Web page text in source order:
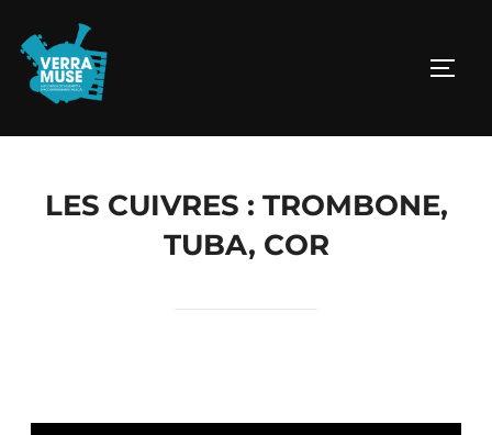
LES CUIVRES : TROMBONE,
TUBA, COR